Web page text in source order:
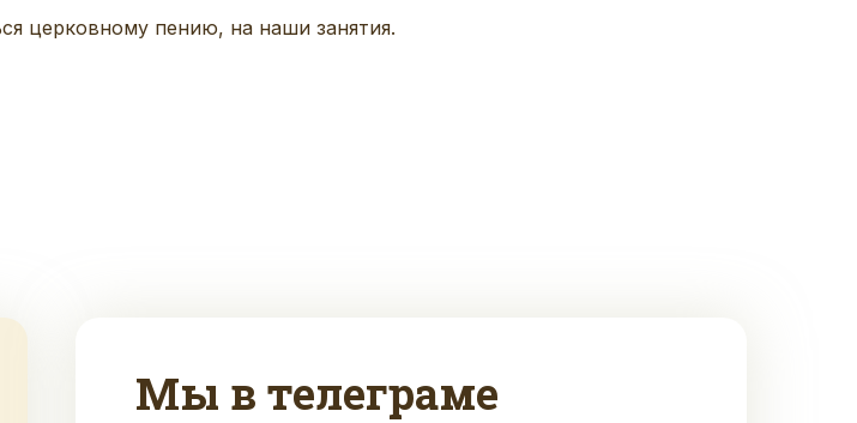
пению, на наши занятия.
Мы в телеграме